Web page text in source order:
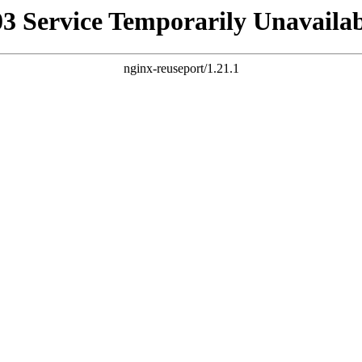
Service Temporarily
nginx-reuseport/1.21.1